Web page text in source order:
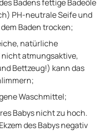
Badens fettige Badeöle
PH-neutrale Seife und
Baden trocken;
natürliche
nicht atmungsaktive,
Bettzeug!) kann das
Waschmittel;
Babys nicht zu hoch.
des Babys negativ